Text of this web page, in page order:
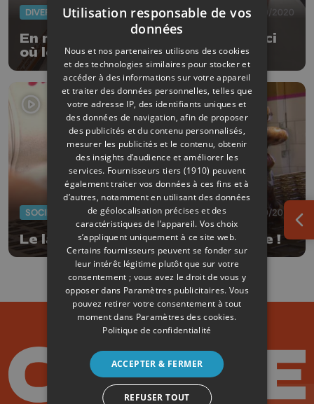
DIVERS 15/10/2020
En manque de lacquemants ? Voici
où les trouver !
SOCIÉTÉ 25/10/2019
Le lacquemant, toute une histoire !
Utilisation responsable de vos
données
Nous et nos partenaires utilisons des cookies
et des technologies similaires pour stocker et
accéder à des informations sur votre appareil
et traiter des données personnelles, telles que
votre adresse IP, des identifiants uniques et
des données de navigation, afin de proposer
des publicités et du contenu personnalisés,
mesurer les publicités et le contenu, obtenir
des insights d’audience et améliorer les
services. Fournisseurs tiers (1910) peuvent
également traiter vos données à ces fins et à
d’autres, notamment en utilisant des données
de géolocalisation précises et des
caractéristiques de l’appareil. Vos choix
s’appliquent uniquement à ce site web.
Certains fournisseurs peuvent se fonder sur
leur intérêt légitime plutôt que sur votre
consentement ; vous avez le droit de vous y
opposer dans Paramètres publicitaires. Vous
pouvez retirer votre consentement à tout
moment dans Paramètres des cookies.
Politique de confidentialité
ACCEPTER & FERMER
REFUSER TOUT